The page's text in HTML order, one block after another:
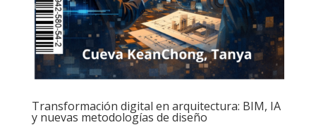
Transformación digital en arquitectura: BIM, IA
y nuevas metodologías de diseño